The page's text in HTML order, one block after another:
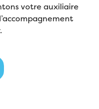
votre auxiliaire